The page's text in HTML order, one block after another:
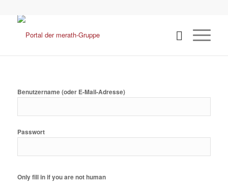
Benutzername (oder E-Mail-Adresse)
Passwort
Only fill in if you are not human